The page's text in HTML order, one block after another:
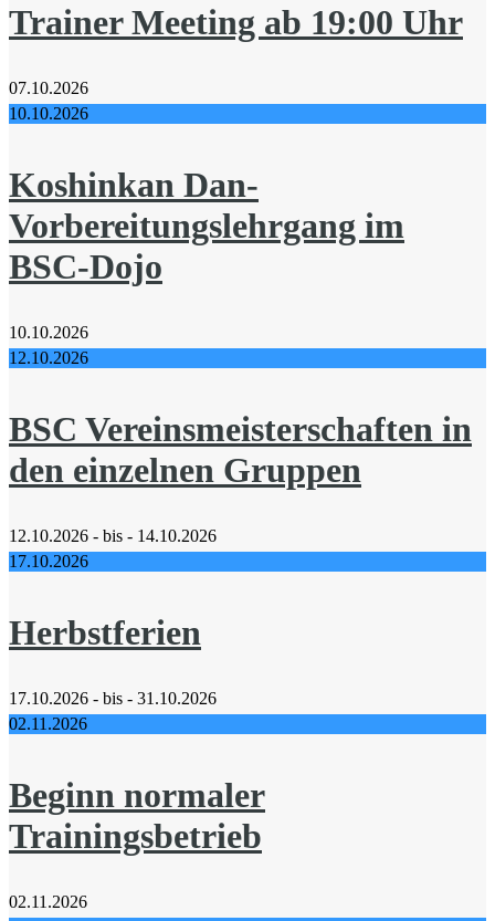
Trainer Meeting ab 19:00 Uhr
07.10.2026
10.10.2026
Koshinkan Dan-
Vorbereitungslehrgang im
BSC-Dojo
10.10.2026
12.10.2026
BSC Vereinsmeisterschaften in
den einzelnen Gruppen
12.10.2026 - bis - 14.10.2026
17.10.2026
Herbstferien
17.10.2026 - bis - 31.10.2026
02.11.2026
Beginn normaler
Trainingsbetrieb
02.11.2026